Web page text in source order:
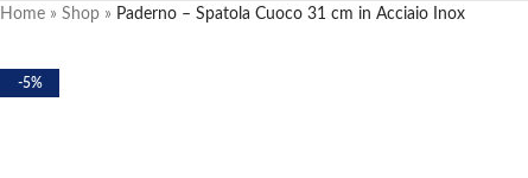
Home » Shop » Paderno – Spatola Cuoco 31 cm in Acciaio Inox
-5%